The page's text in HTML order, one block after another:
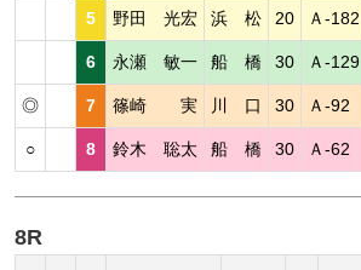
5 野田 光宏 浜 松 20 Ａ-182
6 永瀬 敏一 船 橋 30 Ａ-129
◎ 7 篠崎 実 川 口 30 Ａ-92
○ 8 鈴木 聡太 船 橋 30 Ａ-62
8R